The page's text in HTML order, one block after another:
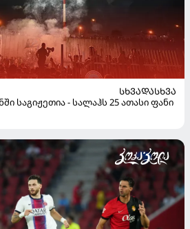
ᲡᲮᲕᲐᲓᲐᲡᲮᲕᲐ
საგიჟეთია - სალაჰს 25 ათასი ფანი